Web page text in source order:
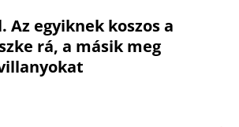
Az egyiknek koszos a
rá, a másik meg